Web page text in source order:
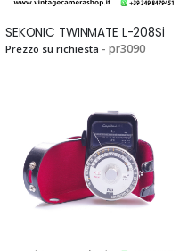
SEKONIC TWINMATE L-208Si
Prezzo su richiesta - pr3090
riparazione una Pentax
K 3. Ditta molto seria e
competente, molto
veloci ed onesti. La
consiglio